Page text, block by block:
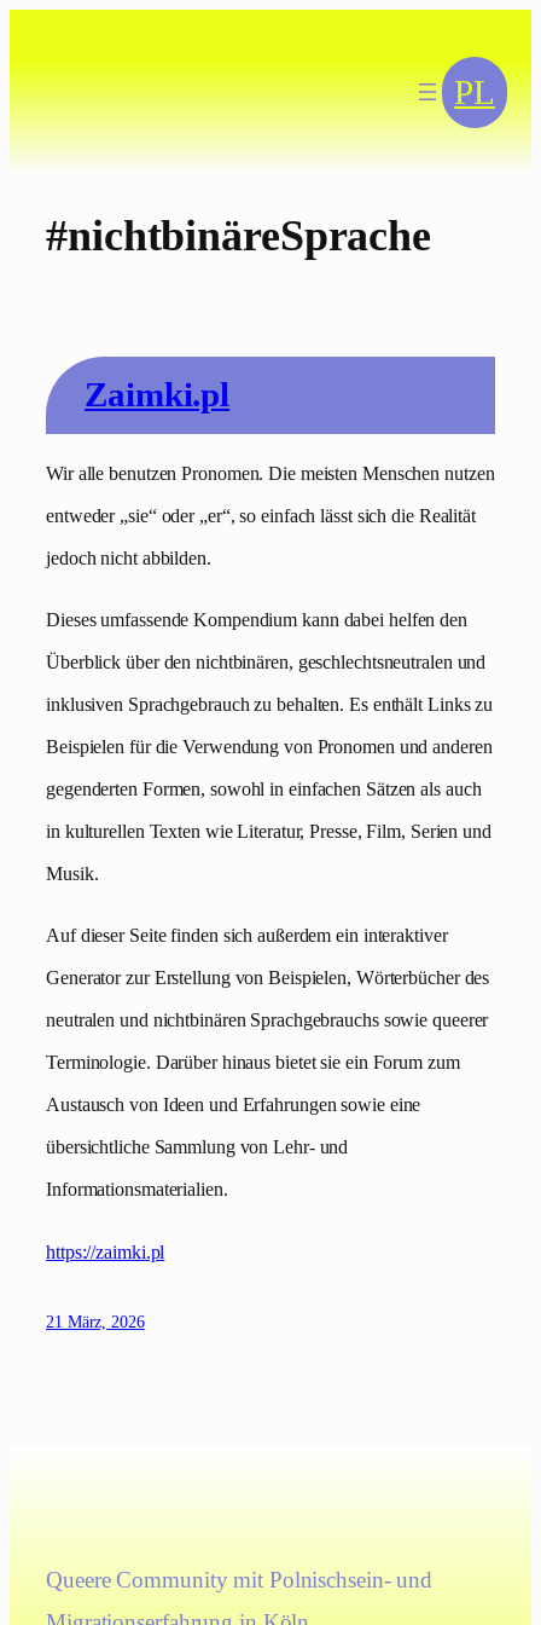
springen
PL
#nichtbinäreSprache
Zaimki.pl
Wir alle benutzen Pronomen. Die meisten Menschen nutzen
entweder „sie“ oder „er“, so einfach lässt sich die Realität
jedoch nicht abbilden.
Dieses umfassende Kompendium kann dabei helfen den
Überblick über den nichtbinären, geschlechtsneutralen und
inklusiven Sprachgebrauch zu behalten. Es enthält Links zu
Beispielen für die Verwendung von Pronomen und anderen
gegenderten Formen, sowohl in einfachen Sätzen als auch
in kulturellen Texten wie Literatur, Presse, Film, Serien und
Musik.
Auf dieser Seite finden sich außerdem ein interaktiver
Generator zur Erstellung von Beispielen, Wörterbücher des
neutralen und nichtbinären Sprachgebrauchs sowie queerer
Terminologie. Darüber hinaus bietet sie ein Forum zum
Austausch von Ideen und Erfahrungen sowie eine
übersichtliche Sammlung von Lehr- und
Informationsmaterialien.
https://zaimki.pl
21 März, 2026
Queere Community mit Polnischsein- und